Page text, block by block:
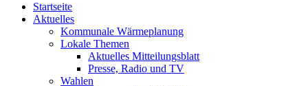
Startseite
Aktuelles
Kommunale Wärmeplanung
Lokale Themen
Aktuelles Mitteilungsblatt
Presse, Radio und TV
Wahlen